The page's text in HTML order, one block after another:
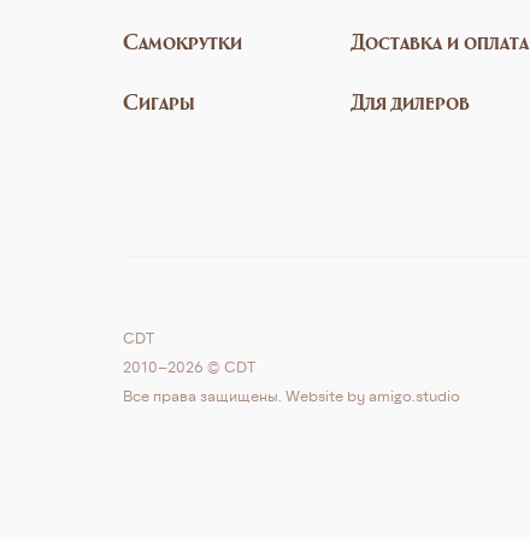
Самокрутки
Сигары
Доставка и оплата
Для дилеров
CDT
2010–2026 © CDT
Все права защищены. Website by amigo.studio